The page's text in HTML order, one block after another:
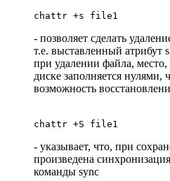
chattr +s file1
- позволяет сделать
т.е. выставленный атрибут
при удалении файла,
диске заполняется нулями,
возможность
chattr +S file1
- указывает, что, при
произведена
команды sync